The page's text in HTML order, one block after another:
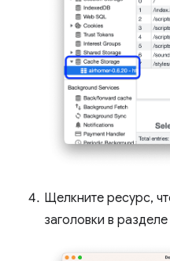
Щелкните ресурс,
заголовки в